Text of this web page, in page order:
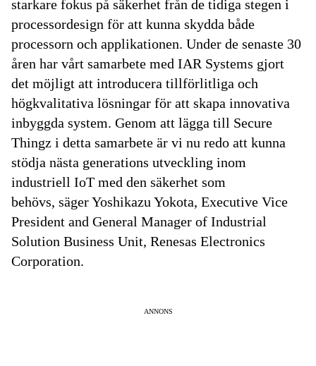
starkare fokus på säkerhet från de tidiga stegen i
processordesign för att kunna skydda både
processorn och applikationen. Under de senaste 30
åren har vårt samarbete med IAR Systems gjort
det möjligt att introducera tillförlitliga och
högkvalitativa lösningar för att skapa innovativa
inbyggda system. Genom att lägga till Secure
Thingz i detta samarbete är vi nu redo att kunna
stödja nästa generations utveckling inom
industriell IoT med den säkerhet som
behövs, säger Yoshikazu Yokota, Executive Vice
President and General Manager of Industrial
Solution Business Unit, Renesas Electronics
Corporation.
ANNONS